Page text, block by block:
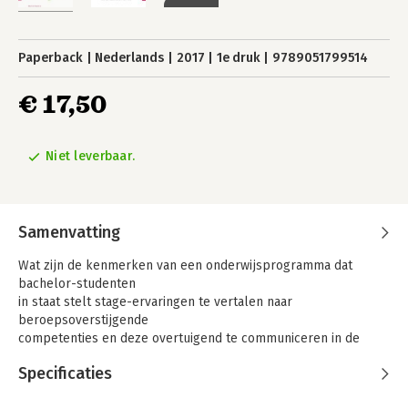
Paperback Nederlands 2017 1e druk 9789051799514
€ 17,50
Niet leverbaar.
Samenvatting
Wat zijn de kenmerken van een onderwijsprogramma dat
bachelor-studenten
in staat stelt stage-ervaringen te vertalen naar
beroepsoverstijgende
competenties en deze overtuigend te communiceren in de
personal brand?
Specificaties